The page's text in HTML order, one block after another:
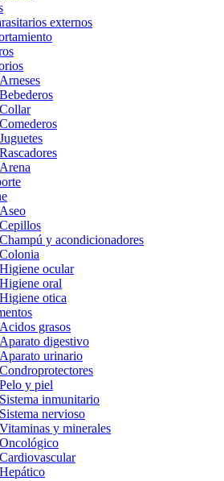
externos
Arneses
Bebederos
Collar
Comederos
Juguetes
Rascadores
Arena
Aseo
Cepillos
Champú y acondicionadores
Colonia
Higiene ocular
Higiene oral
Higiene otica
Acidos grasos
Aparato digestivo
Aparato urinario
Condroprotectores
Pelo y piel
Sistema inmunitario
Sistema nervioso
Vitaminas y minerales
Oncológico
Cardiovascular
Hepático